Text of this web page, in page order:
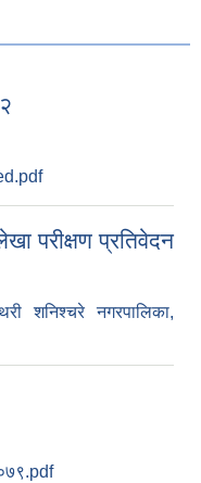
परीक्षण प्रतिवेदन
शनिश्चरे नगरपालिका,